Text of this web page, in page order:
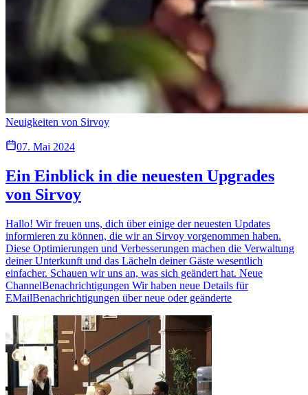
Neuigkeiten von Sirvoy
07. Mai 2024
Ein Einblick in die neuesten Upgrades
von Sirvoy
Hallo! Wir freuen uns, dich über einige der neuesten Updates
informieren zu können, die wir an Sirvoy vorgenommen haben.
Diese Optimierungen und Verbesserungen machen die Verwaltung
deiner Unterkunft und das Lächeln deiner Gäste wesentlich
einfacher. Schauen wir uns an, was sich geändert hat. Neue
ChannelBenachrichtigungen Wir haben neue Details für
EMailBenachrichtigungen über neue oder geänderte